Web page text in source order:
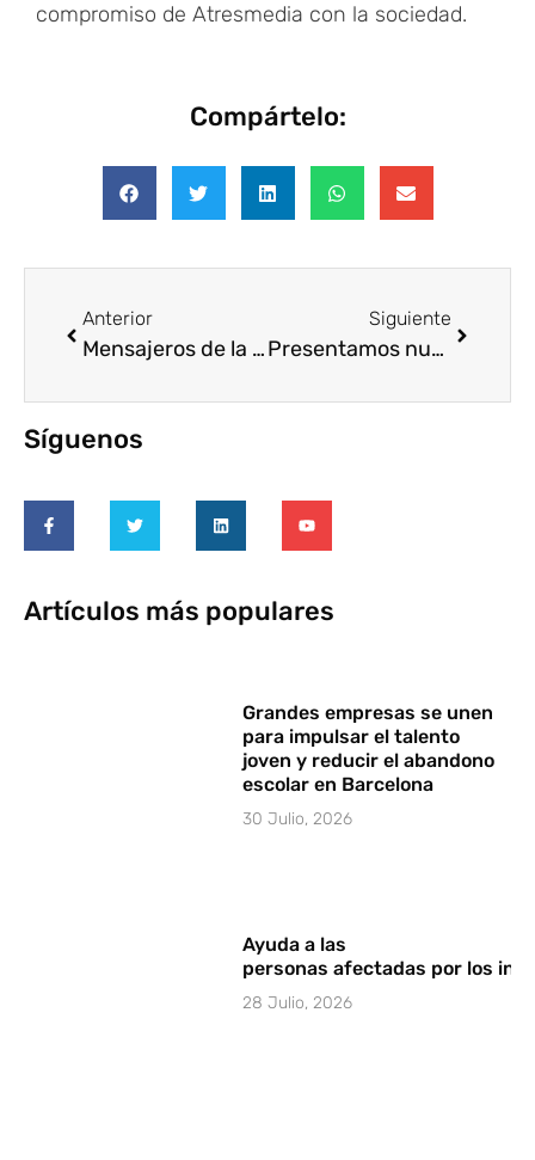
compromiso de Atresmedia con la sociedad.
Compártelo:
Anterior
Mensajeros de la Paz se suma a Voluntare
Siguiente
Presentamos nuestra nueva Voluteca: la biblioteca digital sobre Voluntariado Corporativo
Síguenos
Artículos más populares
Grandes empresas se unen
para impulsar el talento
joven y reducir el abandono
escolar en Barcelona
30 Julio, 2026
Ayuda a las
personas afectadas por los
28 Julio, 2026